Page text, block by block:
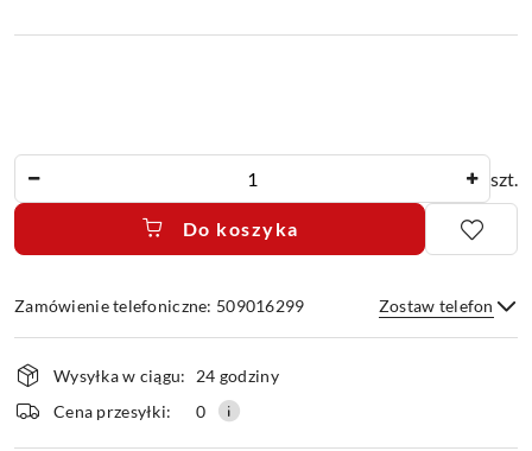
szt.
Do koszyka
Zamówienie telefoniczne: 509016299 Zostaw telefon
Wyślij
Dostępność
i
dostawa
Wysyłka w ciągu:
24 godziny
Cena przesyłki:
0